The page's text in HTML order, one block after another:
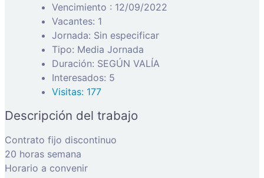
Vencimiento : 12/09/2022
Vacantes: 1
Jornada: Sin especificar
Tipo: Media Jornada
Duración: SEGÚN VALÍA
Interesados: 5
Visitas: 177
Descripción del trabajo
Contrato fijo discontinuo
20 horas semana
Horario a convenir